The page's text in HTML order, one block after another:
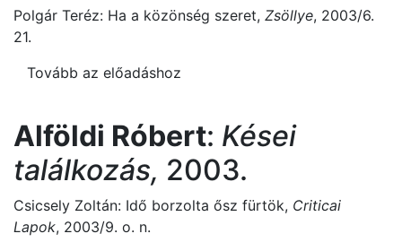
Polgár Teréz: Ha a közönség szeret, Zsöllye, 2003/6.
21.
Tovább az előadáshoz
Alföldi Róbert: Kései
találkozás, 2003.
Csicsely Zoltán: Idő borzolta ősz fürtök, Criticai
Lapok, 2003/9. o. n.